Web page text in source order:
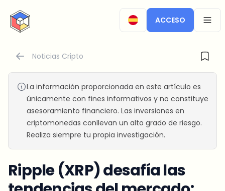
CryptoTicker
ACCESO
Noticias Cripto
La información proporcionada en este artículo es
únicamente con fines informativos y no constituye
asesoramiento financiero. Las inversiones en
criptomonedas conllevan un alto grado de riesgo.
Realiza siempre tu propia investigación.
Ripple (XRP) desafía las